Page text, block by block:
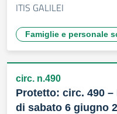
ITIS GALILEI
Famiglie e personale
circ. n.490
Protetto: circ. 490
di sabato 6 giugno